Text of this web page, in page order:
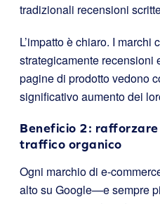
tradizionali recensioni
L’impatto è chiaro. I marchi
strategicamente recensioni
pagine di prodotto vedono
significativo aumento dei
Beneficio 2: rafforzare
traffico organico
Ogni marchio di e-
alto su Google—e sempre